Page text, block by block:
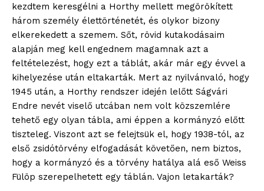
kezdtem keresgélni a Horthy mellett megörökített
három személy élettörténetét, és olykor bizony
elkerekedett a szemem. Sőt, rövid kutakodásaim
alapján meg kell engednem magamnak azt a
feltételezést, hogy ezt a táblát, akár már egy évvel a
kihelyezése után eltakarták. Mert az nyilvánvaló, hogy
1945 után, a Horthy rendszer idején lelőtt Ságvári
Endre nevét viselő utcában nem volt közszemlére
tehető egy olyan tábla, ami éppen a kormányzó előtt
tiszteleg. Viszont azt se felejtsük el, hogy 1938-tól, az
első zsidótörvény elfogadását követően, nem biztos,
hogy a kormányzó és a törvény hatálya alá eső Weiss
Fülöp szerepelhetett egy táblán. Vajon letakarták?